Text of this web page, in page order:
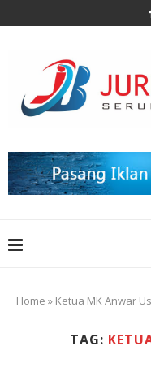
Home » Ketua MK Anwar
TAG: